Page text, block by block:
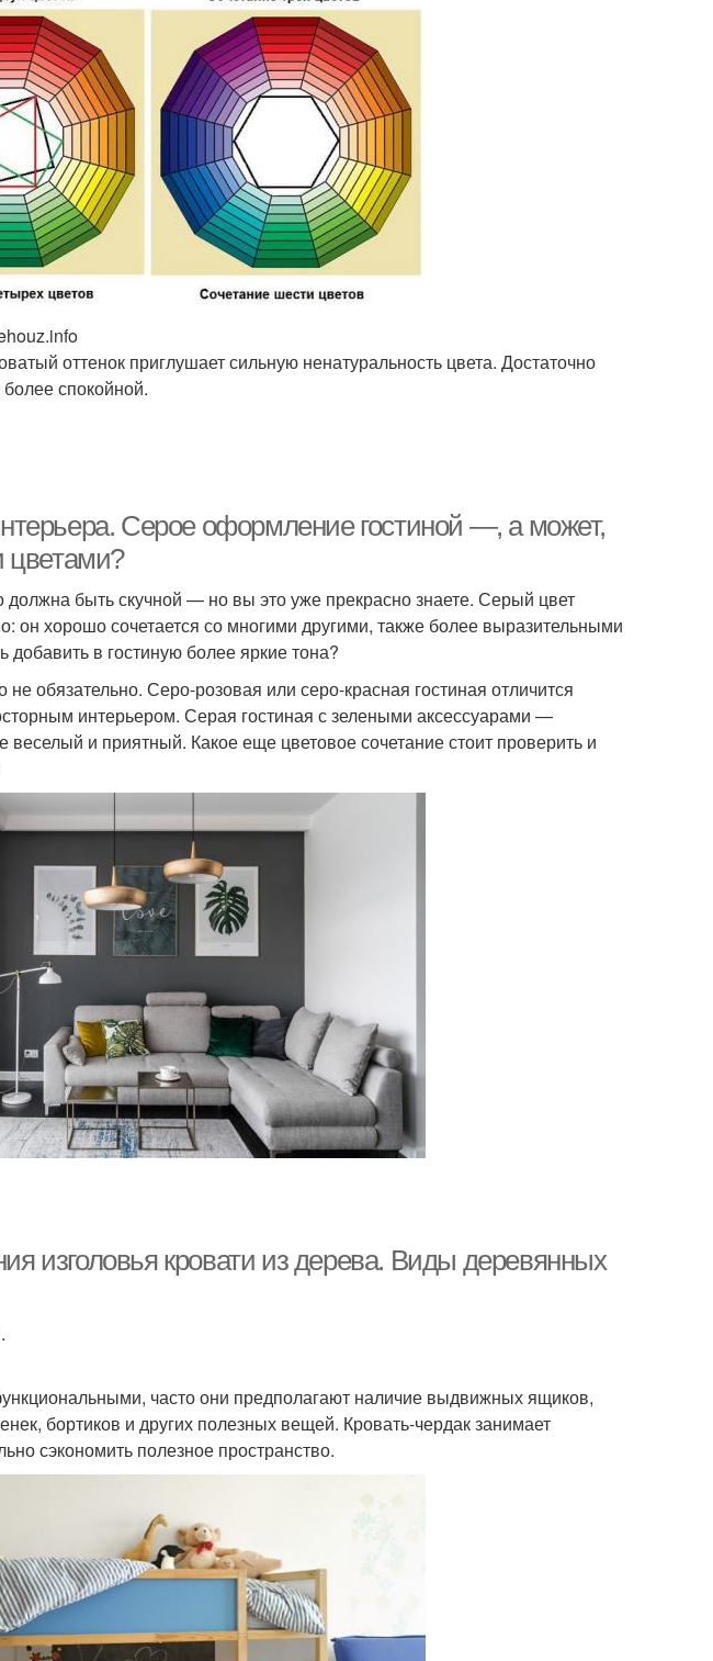
оттенок приглушает сильную ненатуральность цвета. Достаточно
спокойной.
Серое оформление гостиной —, а может,
цветами?
должна быть скучной — но вы это уже прекрасно знаете. Серый цвет
он хорошо сочетается со многими другими, также более выразительными
в гостиную более яркие тона?
обязательно. Серо-розовая или серо-красная гостиная отличится
интерьером. Серая гостиная с зелеными аксессуарами —
и приятный. Какое еще цветовое сочетание стоит проверить и
изголовья кровати из дерева. Виды деревянных
часто они предполагают наличие выдвижных ящиков,
бортиков и других полезных вещей. Кровать-чердак занимает
сэкономить полезное пространство.